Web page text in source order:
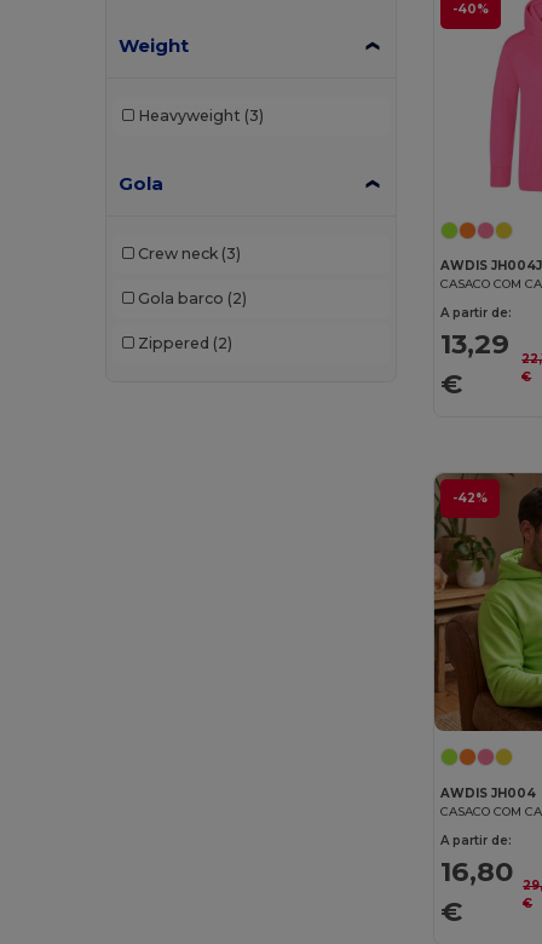
Digital Transfer
EgotierPro
Weight
Heavyweight (3)
Gola
Crew neck (3)
Gola barco (2)
Zippered (2)
-40%
AWDIS JH004J
A partir de:
13,29
€
€
-42%
AWDIS JH004
CASACO COM
A partir de:
16,80
€
€